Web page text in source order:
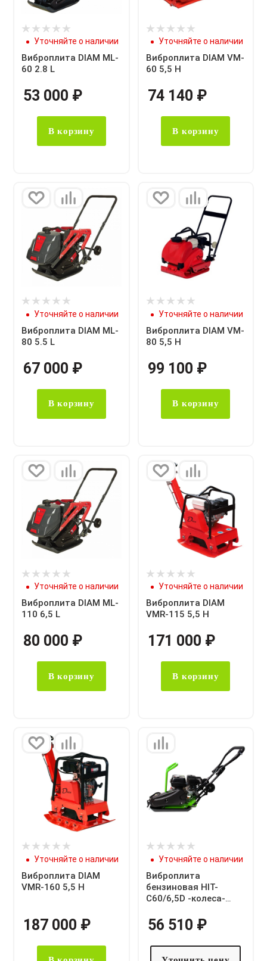
Уточняйте о наличии
Виброплита DIAM ML-
60 2.8 L
53 000 ₽
В корзину
Уточняйте о наличии
Виброплита DIAM VM-
60 5,5 Н
74 140 ₽
В корзину
Уточняйте о наличии
Виброплита DIAM ML-
80 5.5 L
67 000 ₽
В корзину
Уточняйте о наличии
Виброплита DIAM VM-
80 5,5 Н
99 100 ₽
В корзину
Уточняйте о наличии
Виброплита DIAM ML-
110 6,5 L
80 000 ₽
В корзину
Уточняйте о наличии
Виброплита DIAM
VMR-115 5,5 H
171 000 ₽
В корзину
Уточняйте о наличии
Виброплита DIAM
VMR-160 5,5 H
187 000 ₽
Уточняйте о наличии
Виброплита
бензиновая HIT-
С60/6,5D -колеса-
56 510 ₽